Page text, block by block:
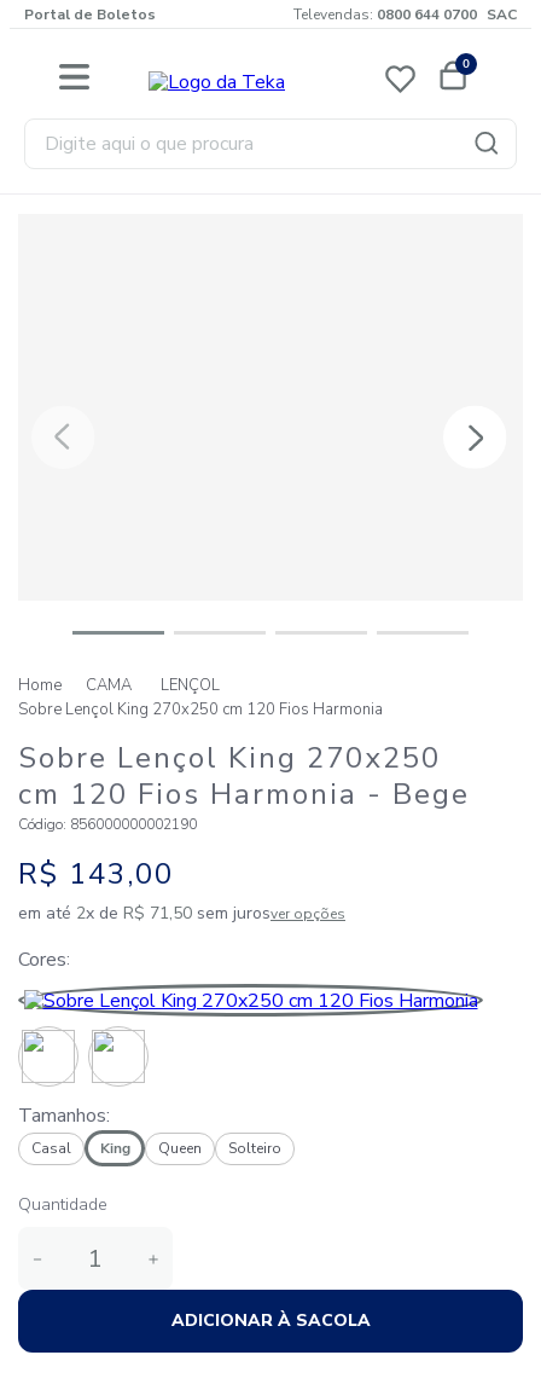
Portal de Boletos Televendas: 0800 644 0700 SAC
0
Digite aqui o que procura
CAMA
LENÇOL
Sobre Lençol King 270x250 cm 120 Fios Harmonia
Sobre Lençol King 270x250
cm 120 Fios Harmonia - Bege
Código: 856000000002190
R$ 143,00
em até 2x de R$ 71,50 sem jurosver opções
Cores
Tamanhos:
Casal King Queen Solteiro
Quantidade
＋
－
ADICIONAR À SACOLA